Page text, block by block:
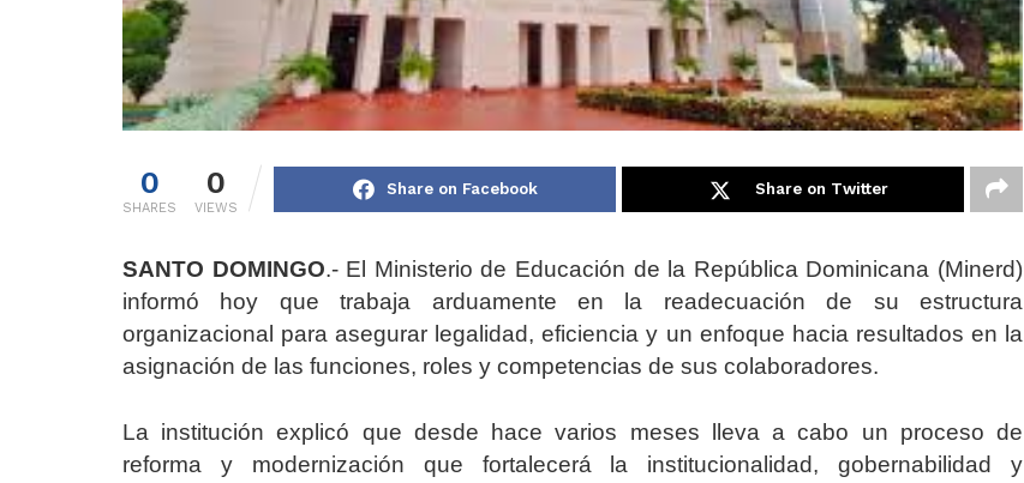
0
SHARES
0
VIEWS
Share on Facebook Share on Twitter
SANTO DOMINGO.- El Ministerio de Educación de la República Dominicana (Minerd)
informó hoy que trabaja arduamente en la readecuación de su estructura
organizacional para asegurar legalidad, eficiencia y un enfoque hacia resultados en la
asignación de las funciones, roles y competencias de sus colaboradores.
La institución explicó que desde hace varios meses lleva a cabo un proceso de
reforma y modernización que fortalecerá la institucionalidad, gobernabilidad y